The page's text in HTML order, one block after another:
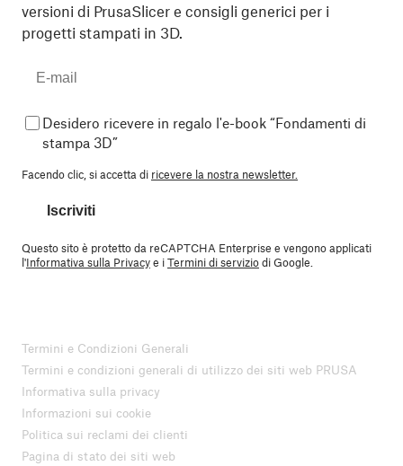
versioni di PrusaSlicer e consigli generici per i
progetti stampati in 3D.
Desidero ricevere in regalo l'e-book “Fondamenti di
stampa 3D”
Facendo clic, si accetta di ricevere la nostra newsletter.
Iscriviti
Questo sito è protetto da reCAPTCHA Enterprise e vengono applicati
l'Informativa sulla Privacye iTermini di serviziodi Google.
Termini e Condizioni Generali
Termini e condizioni generali di utilizzo dei siti web PRUSA
Informativa sulla privacy
Informazioni sui cookie
Politica sui reclami dei clienti
Pagina di stato dei siti web